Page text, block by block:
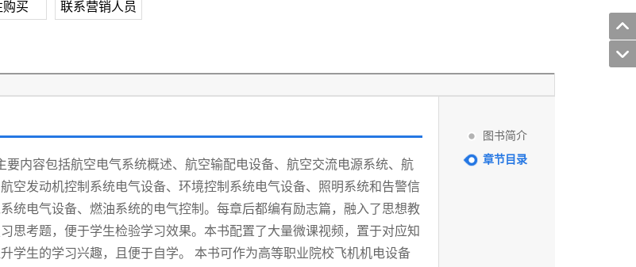
购买 联系营销人员
要内容包括航空电气系统概述、航空输配电设备、航空交流电源系统、航
空发动机控制系统电气设备、环境控制系统电气设备、照明系统和告警信
统电气设备、燃油系统的电气控制。每章后都编有励志篇，融入了思想教
思考题，便于学生检验学习效果。本书配置了大量微课视频，置于对应知
学生的学习兴趣，且便于自学。 本书可作为高等职业院校飞机机电设备
图书简介
章节目录